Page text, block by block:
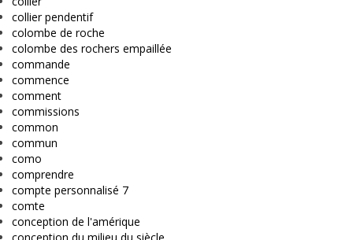
collier pendentif
colombe de roche
colombe des rochers empaillée
commande
commence
comment
commissions
common
commun
como
comprendre
compte personnalisé 7
comte
conception de l'amérique
conception du milieu du siècle